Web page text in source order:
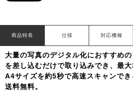
商品特長 仕様 対応機種
大量の写真のデジタル化におすすめ
を差し込むだけで取り込みでき、最
A4サイズを約5秒で高速スキャンでき
送料無料。